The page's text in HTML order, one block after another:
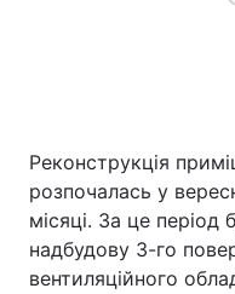
Реконструкція
розпочалась у
місяці. За це
надбудову 3-го
вентиляційного